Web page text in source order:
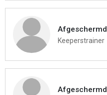
Afgeschermd
Keeperstrainer
Afgeschermd